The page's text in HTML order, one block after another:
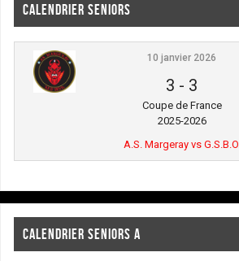
CALENDRIER SENIORS
10 janvier 2026
3 - 3
Coupe de France
2025-2026
A.S. Margeray vs G.S.B.O.
CALENDRIER SENIORS A